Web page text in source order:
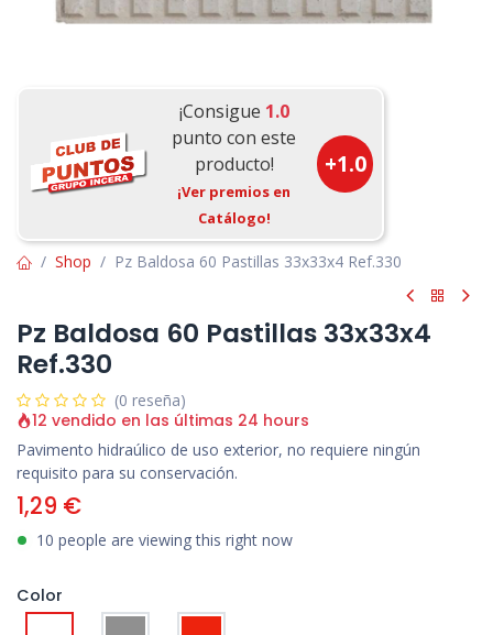
¡Consigue 1.0
punto con este
producto!
¡Ver premios en
Catálogo!
+1.0
Shop Pz Baldosa 60 Pastillas 33x33x4 Ref.330
Pz Baldosa 60 Pastillas 33x33x4
Ref.330
(0 reseña)
12 vendido en las últimas 24 hours
Pavimento hidraúlico de uso exterior, no requiere ningún
requisito para su conservación.
1,29 €
10 people are viewing this right now
Color